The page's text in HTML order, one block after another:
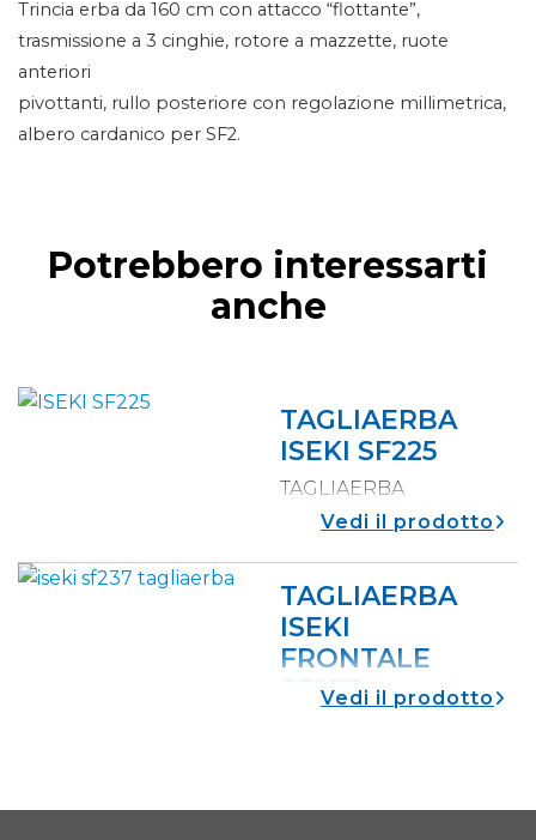
Trincia erba da 160 cm con attacco “flottante”,
trasmissione a 3 cinghie, rotore a mazzette, ruote
anteriori
pivottanti, rullo posteriore con regolazione millimetrica,
albero cardanico per SF2.
Potrebbero interessarti
anche
TAGLIAERBA
ISEKI SF225
TAGLIAERBA
vedi il prodotto
TAGLIAERBA
ISEKI
FRONTALE
SF237vedi il prodotto